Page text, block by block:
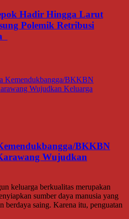
Hadir Hingga Larut
Polemik Retribusi
BKKBN
Wujudkan
keluarga berkualitas merupakan
sumber daya manusia yang
berdaya saing. Karena itu, penguatan